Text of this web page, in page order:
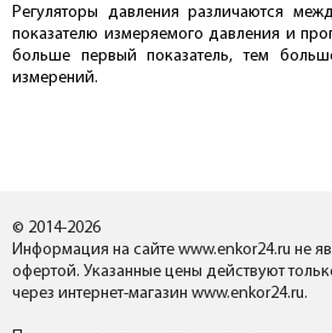
Регуляторы давления различаются
показателю измеряемого давления и
больше первый показатель, тем
измерений.
© 2014-2026
Информация на сайте www.enkor24.ru не
офертой. Указанные цены действуют
через интернет-магазин www.enkor24.ru.